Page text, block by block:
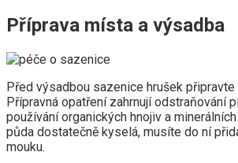
Příprava místa a výsadba
Před výsadbou sazenice hrušek
Přípravná opatření zahrnují odstraňování
používání organických hnojiv a
půda dostatečně kyselá, musíte do ní
mouku.